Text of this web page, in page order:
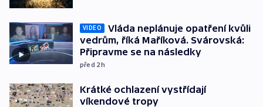
VIDEO
Vláda neplánuje opatření kvůli
vedrům, říká Maříková. Svárovská:
Připravme se na následky
před 2h
Krátké ochlazení vystřídají
víkendové tropy